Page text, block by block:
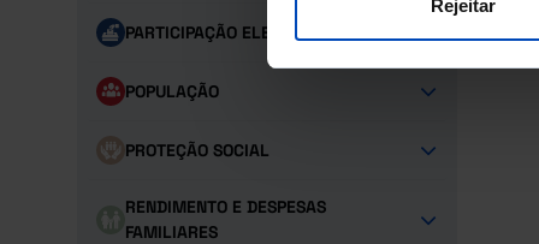
Rejeitar
PARTICIPAÇÃO ELEITORAL
POPULAÇÃO
PROTEÇÃO SOCIAL
RENDIMENTO E DESPESAS
FAMILIARES